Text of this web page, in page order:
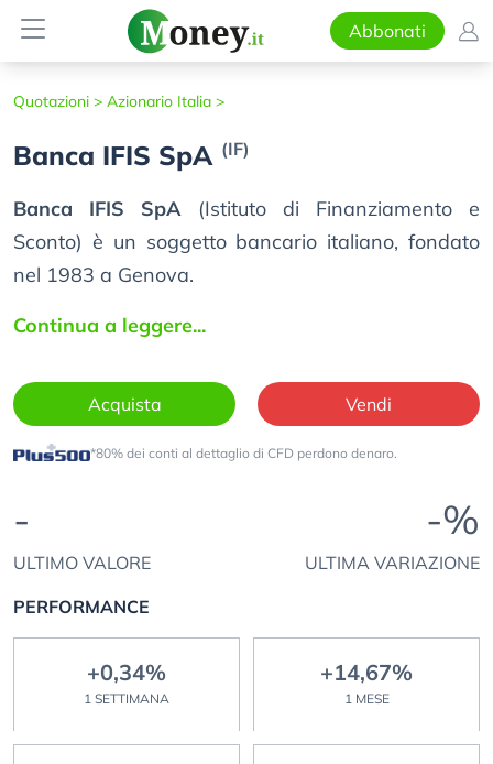
Abbonati
Quotazioni > Azionario Italia >
Banca IFIS SpA (IF)
Banca IFIS SpA (Istituto di Finanziamento e
Sconto) è un soggetto bancario italiano, fondato
nel 1983 a Genova.
Continua a leggere...
Acquista Vendi
*80% dei conti al dettaglio di CFD perdono denaro.
-
ULTIMO VALORE
-%
ULTIMA VARIAZIONE
PERFORMANCE
+0,34%
1 SETTIMANA
+14,67%
1 MESE